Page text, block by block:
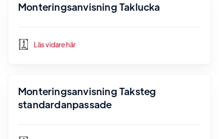
Monteringsanvisning Taklucka
Läs vidare här
Monteringsanvisning Taksteg
standardanpassade